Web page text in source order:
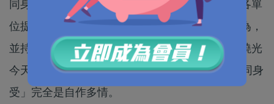
同身受」。台灣地區領導人蔡英文今天要求台軍各單
位提升對台海周邊軍事動態的各項監偵及預警作為，
並持續強化相關整備。在北京，國台辦發言人馬曉光
今天（23日）在例行發布會上回應指，所謂「感同身
受」完全是自作多情。